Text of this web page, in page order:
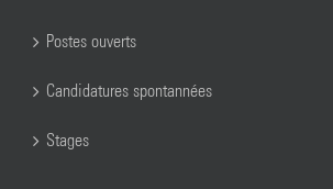
Postes ouverts
Candidatures spontannées
Stages